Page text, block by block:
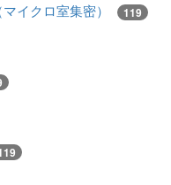
イクロ室集密） 119